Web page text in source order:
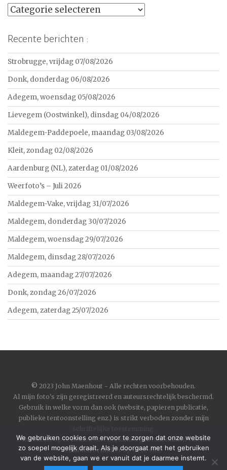
Categorieën
Recente berichten :
Strobrugge, vrijdag 07/08/2026
Donk, donderdag 06/08/2026
Adegem, woensdag 05/08/2026
Lievegem (Oostwinkel), dinsdag 04/08/2026
Maldegem-Paddepoele, maandag 03/08/2026
Kleit, zondag 02/08/2026
Aardenburg (NL), zaterdag 01/08/2026
Weerfoto’s – Juli 2026
Maldegem-Vake, vrijdag 31/07/2026
Maldegem, donderdag 30/07/2026
Maldegem, woensdag 29/07/2026
Maldegem, dinsdag 28/07/2026
Adegem, maandag 27/07/2026
Donk, zondag 26/07/2026
Adegem, zaterdag 25/07/2026
© 2023 John Maenhout - Alle rechten voorbehouden.
Al mijn foto's zijn geregistreerd en auteursrechtelijk beschermd.
Gebruik in welke vorm dan ook (website, papieren publicatie,
publieke tentoonstelling enz.) is strikt verboden zonder mijn
Om contact op te nemen met mij kunt u gebruik maken van het
contactformulierop deze site.
We gebruiken cookies om ervoor te zorgen dat onze website
zo soepel mogelijk draait. Als je doorgaat met het gebruiken
van de website, gaan we er vanuit dat je daarmee instemt.